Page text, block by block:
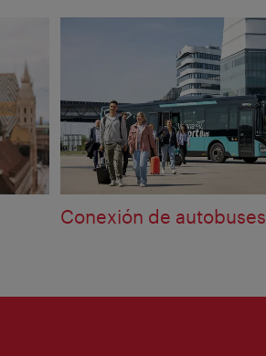
Conexión de autobuses